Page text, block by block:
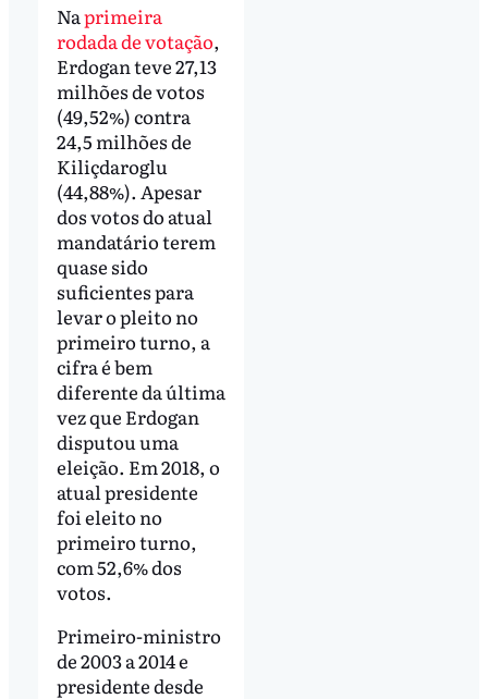
Naprimeira
rodada de votação,
Erdogan teve 27,13
milhões de votos
(49,52%) contra
24,5 milhões de
Kiliçdaroglu
(44,88%). Apesar
dos votos do atual
mandatário terem
quase sido
suficientes para
levar o pleito no
primeiro turno, a
cifra é bem
diferente da última
vez que Erdogan
disputou uma
eleição. Em 2018, o
atual presidente
foi eleito no
primeiro turno,
com 52,6% dos
votos.
Primeiro-ministro
de 2003 a 2014 e
presidente desde